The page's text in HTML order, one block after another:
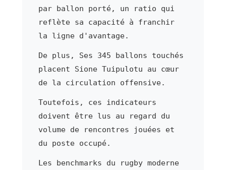
par ballon porté, un ratio qui
reflète sa capacité à franchir
la ligne d'avantage.
De plus, Ses 345 ballons touchés
placent Sione Tuipulotu au cœur
de la circulation offensive.
Toutefois, ces indicateurs
doivent être lus au regard du
volume de rencontres jouées et
du poste occupé.
Les benchmarks du rugby moderne